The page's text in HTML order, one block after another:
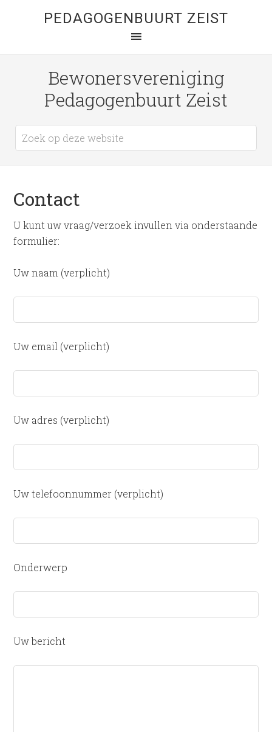
PEDAGOGENBUURT ZEIST
Bewonersvereniging
Pedagogenbuurt Zeist
Contact
U kunt uw vraag/verzoek invullen via onderstaande
formulier:
Uw naam (verplicht)
Uw email (verplicht)
Uw adres (verplicht)
Uw telefoonnummer (verplicht)
Onderwerp
Uw bericht